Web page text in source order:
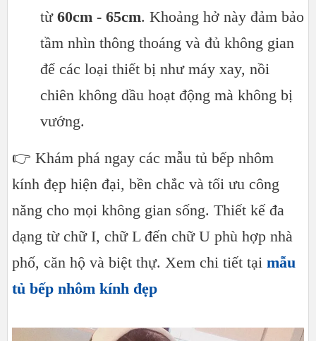
từ 60cm - 65cm. Khoảng hở này đảm bảo
tầm nhìn thông thoáng và đủ không gian
để các loại thiết bị như máy xay, nồi
chiên không dầu hoạt động mà không bị
vướng.
👉 Khám phá ngay các mẫu tủ bếp nhôm
kính đẹp hiện đại, bền chắc và tối ưu công
năng cho mọi không gian sống. Thiết kế đa
dạng từ chữ I, chữ L đến chữ U phù hợp nhà
phố, căn hộ và biệt thự. Xem chi tiết tại mẫu
tủ bếp nhôm kính đẹp